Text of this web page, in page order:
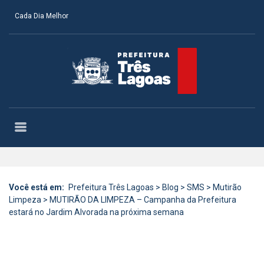
Cada Dia Melhor
Você está em: Prefeitura Três Lagoas > Blog > SMS > Mutirão
Limpeza > MUTIRÃO DA LIMPEZA – Campanha da Prefeitura
estará no Jardim Alvorada na próxima semana